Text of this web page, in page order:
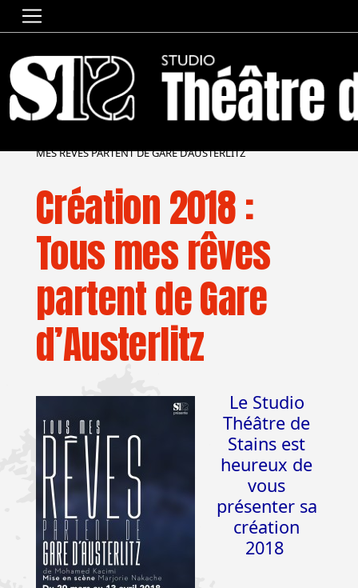
MES RÊVES PARTENT DE GARE D’AUSTERLITZ
Création 2018 :
Tous mes rêves
partent de Gare
d’Austerlitz
Le Studio
Théâtre de
Stains est
heureux de
vous
présenter sa
création
2018